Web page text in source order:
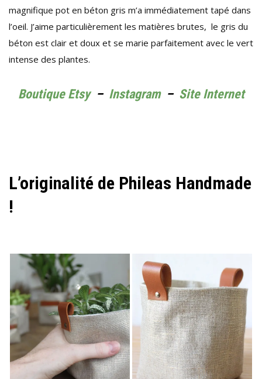
magnifique pot en béton gris m’a immédiatement tapé dans
l’oeil. J’aime particulièrement les matières brutes, le gris du
béton est clair et doux et se marie parfaitement avec le vert
intense des plantes.
Boutique Etsy– Instagram– Site Internet
L’originalité de Phileas Handmade
!